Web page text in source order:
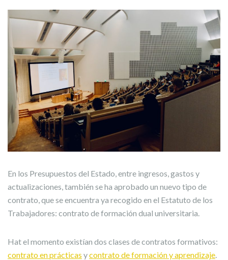
En los Presupuestos del Estado, entre ingresos, gastos y
actualizaciones, también se ha aprobado un nuevo tipo de
contrato, que se encuentra ya recogido en el Estatuto de los
Trabajadores: contrato de formación dual universitaria.
Hat el momento existían dos clases de contratos formativos:
contrato en prácticas ycontrato de formación y aprendizaje